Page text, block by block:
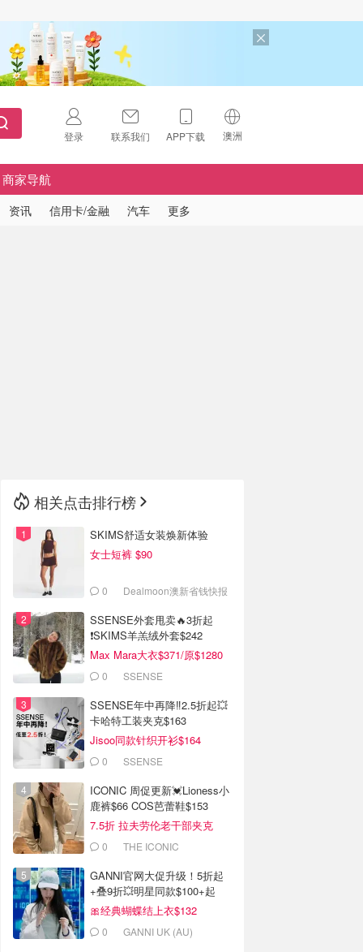
登录 联系我们 APP下载 澳洲
🇺🇸
🇨🇳中国
商家导航
资讯 信用卡/金融 汽车 更多
相关点击排行榜
SKIMS舒适女装焕新体验
女士短裤 $90
0 Dealmoon澳新省钱快报
SSENSE外套甩卖🔥3折起
❗SKIMS羊羔绒外套$242
Max Mara大衣$371/原$1280
0 SSENSE
SSENSE年中再降‼️2.5折起💥
卡哈特工装夹克$163
Jisoo同款针织开衫$164
0 SSENSE
ICONIC 周促更新💓Lioness小
鹿裤$66 COS芭蕾鞋$153
7.5折 拉夫劳伦老干部夹克
$4190 THE ICONIC
GANNI官网大促升级！5折起
+叠9折💥明星同款$100+起
🎀经典蝴蝶结上衣$132
0 GANNI UK (AU)